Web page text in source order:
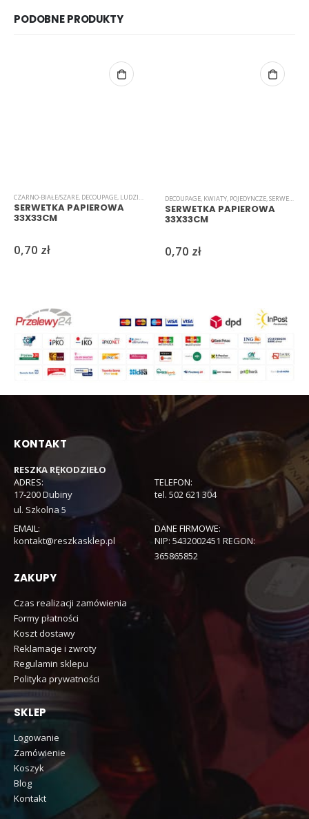
PODOBNE PRODUKTY
CZARNO-BIAŁE/SZARE, DECOUPAGE, LUDZIE , POJEDYNCZE ,SERWETKI
SERWETKA PAPIEROWA
33X33CM
0,70 zł
DECOUPAGE, KWIATY, POJEDYNCZE,SERWETKI
SERWETKA PAPIEROWA
33X33CM
0,70 zł
KONTAKT
RESZKA RĘKODZIEŁO
ADRES:
17-200 Dubiny
ul. Szkolna 5
TELEFON:
tel. 502 621 304
EMAIL:
kontakt@reszkasklep.pl
DANE FIRMOWE:
NIP: 5432002451 REGON:
365865852
ZAKUPY
Czas realizacji zamówienia
Formy płatności
Koszt dostawy
Reklamacje i zwroty
Regulamin sklepu
Polityka prywatności
SKLEP
Logowanie
Zamówienie
Koszyk
Blog
Kontakt